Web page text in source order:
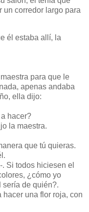
un corredor largo para
él estaba allí, la
para que le
apenas andaba
ella dijo:
hacer?
la maestra.
que tú quieras.
Si todos hiciesen el
¿cómo yo
sería de quién?.
hacer una flor roja, con